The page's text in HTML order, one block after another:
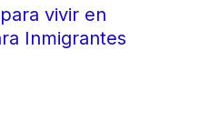
vivir en
Inmigrantes